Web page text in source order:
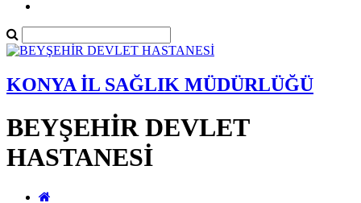
KONYA İL SAĞLIK MÜDÜRLÜĞÜ
BEYŞEHİR DEVLET
HASTANESİ